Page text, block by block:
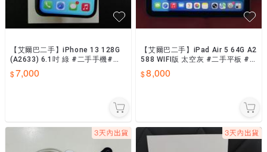
【艾爾巴二手】iPhone 13 128G
(A2633) 6.1吋 綠 #二手手機#漢
口店TKY99
7,000
【艾爾巴二手】iPad Air 5 64G A2
588 WIFI版 太空灰 #二手平板 #
新興店 KG343
8,000